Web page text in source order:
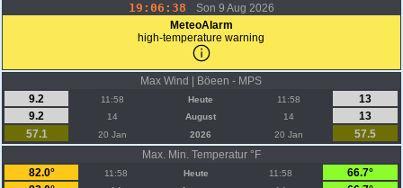
19:06:38
Son 9 Aug 2026
MeteoAlarm
high-temperature warning
Max Wind | Böeen - MPS
9.2
11:58 Heute 11:58
13
9.2
14 August 14
13
57.1
20 Jan 2026 20 Jan
57.5
Max. Min. Temperatur °F
82.0°
11:58 Heute 11:58
66.7°